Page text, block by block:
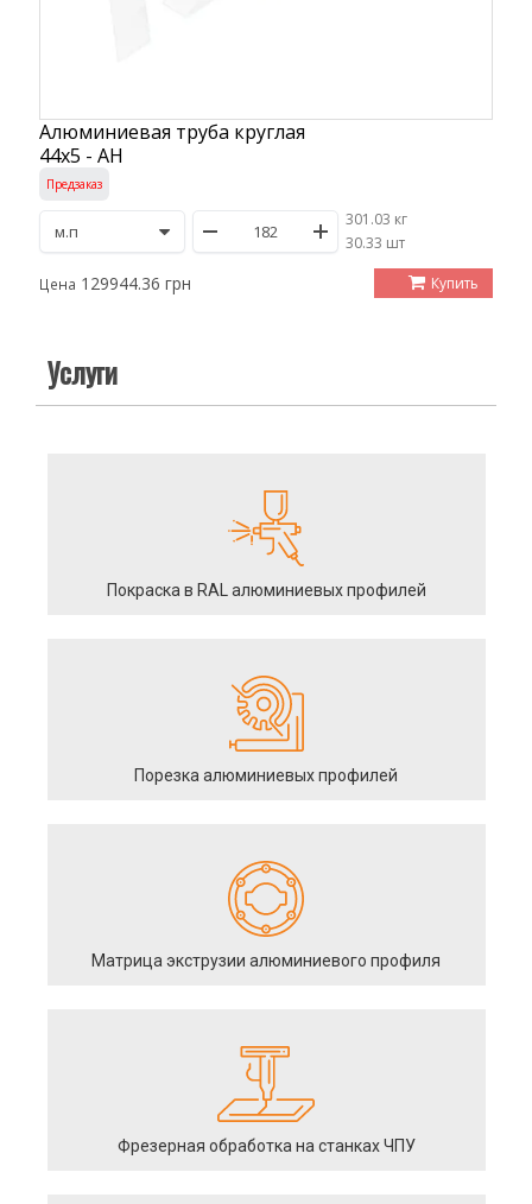
Алюминиевая труба круглая
44х5 - АН
Предзаказ
301.03 кг
/30.33 шт
Цена 129944.36 грн Купить
Услуги
Покраска в RAL алюминиевых профилей
Порезка алюминиевых профилей
Матрица экструзии алюминиевого профиля
Фрезерная обработка на станках ЧПУ